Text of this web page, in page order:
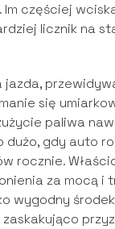
częściej
licznik na
jazda,
się
paliwa
dużo, gdy auto
rocznie.
za mocą i
wygodny